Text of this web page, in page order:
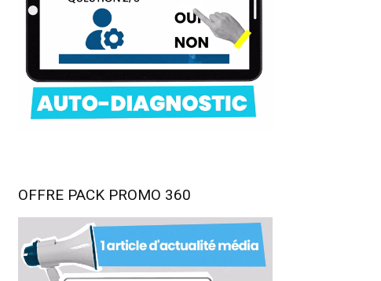
OFFRE PACK PROMO 360